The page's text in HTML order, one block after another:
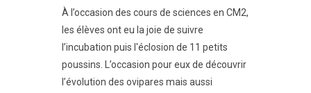
À l’occasion des cours de sciences en CM2,
les élèves ont eu la joie de suivre
l’incubation puis l'éclosion de 11 petits
poussins. L’occasion pour eux de découvrir
l’évolution des ovipares mais aussi